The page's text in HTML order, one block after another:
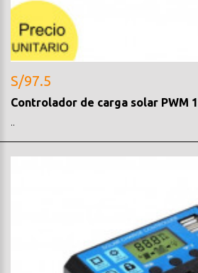
S/97.5
Controlador de carga solar PWM
..